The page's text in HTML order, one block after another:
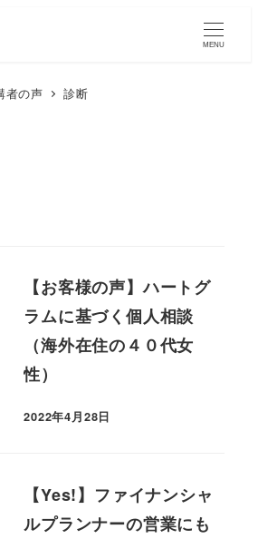
MENU
者の声 診断
【お客様の声】ハートグ
ラムに基づく個人相談
（海外在住の４０代女
性）
2022年4月28日
【Yes!】ファイナンシャ
ルプランナーの営業にも